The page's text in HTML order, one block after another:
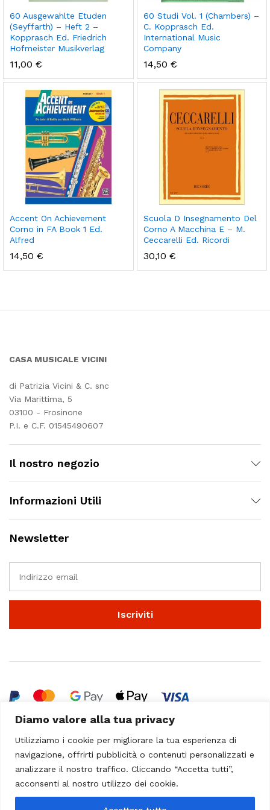
Diamo valore alla tua privacy
Utilizziamo i cookie per migliorare la tua esperienza di
navigazione, offrirti pubblicità o contenuti personalizzati e
analizzare il nostro traffico. Cliccando “Accetta tutti”,
acconsenti al nostro utilizzo dei cookie.
60 Ausgewahlte Etuden
(Seyffarth) – Heft 2 –
Kopprasch Ed. Friedrich
Hofmeister Musikverlag
11,00 €
60 Studi Vol. 1 (Chambers) –
C. Kopprasch Ed.
International Music
Company
14,50 €
Accent On Achievement
Corno in FA Book 1 Ed.
Alfred
14,50 €
Scuola D Insegnamento Del
Corno A Macchina E – M.
Ceccarelli Ed. Ricordi
30,10 €
CASA MUSICALE VICINI
di Patrizia Vicini & C. snc
Via Marittima, 5
03100 - Frosinone
P.I. e C.F. 01545490607
Il nostro negozio
Informazioni Utili
Newsletter
© 2023 - Casa Musicale Vicini. All Rights Reserved